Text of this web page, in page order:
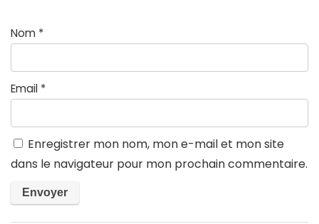
Nom *
Email *
Enregistrer mon nom, mon e-mail et mon site
dans le navigateur pour mon prochain commentaire.